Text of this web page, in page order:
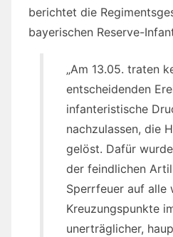
berichtet die
bayerischen Reserve-
„Am 13.05. traten
entscheidenden
infanteristische
nachzulassen, die
gelöst. Dafür
der feindlichen
Sperrfeuer auf alle
Kreuzungspunkte
unerträglicher,